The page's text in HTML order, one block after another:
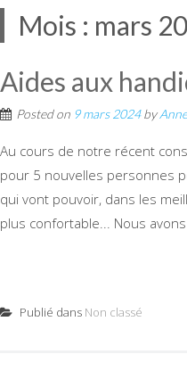
Mois : mars
Aides aux
Posted on 9 mars 2024by
Au cours de notre récent
pour 5 nouvelles personnes
qui vont pouvoir, dans les
plus confortable... Nous
Publié dans Non classé